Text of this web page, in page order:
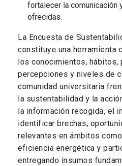
fortalecer la comunicación
ofrecidas.
La Encuesta de
constituye una herramienta
los conocimientos, hábitos,
percepciones y niveles de
comunidad universitaria
la sustentabilidad y la
la información recogida, el
identificar brechas,
relevantes en ámbitos
eficiencia energética y
entregando insumos